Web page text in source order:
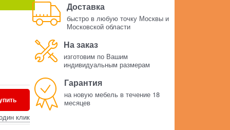
клик
Доставка
быстро в любую точку Москвы и
Московской области
На заказ
изготовим по Вашим
индивидуальным размерам
Гарантия
на новую мебель в течение 18
месяцев